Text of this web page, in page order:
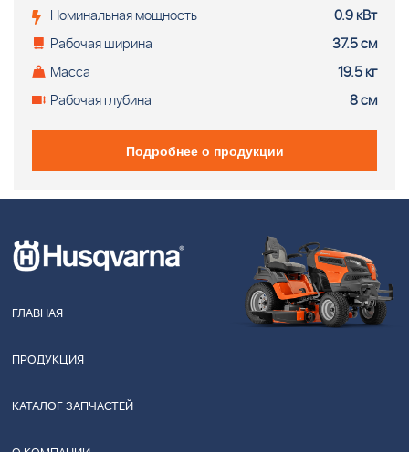
Номинальная мощность
0.9 кВт
Рабочая ширина
37.5 см
Масса
19.5 кг
Рабочая глубина
8 см
Подробнее о продукции
ГЛАВНАЯ
ПРОДУКЦИЯ
КАТАЛОГ ЗАПЧАСТЕЙ